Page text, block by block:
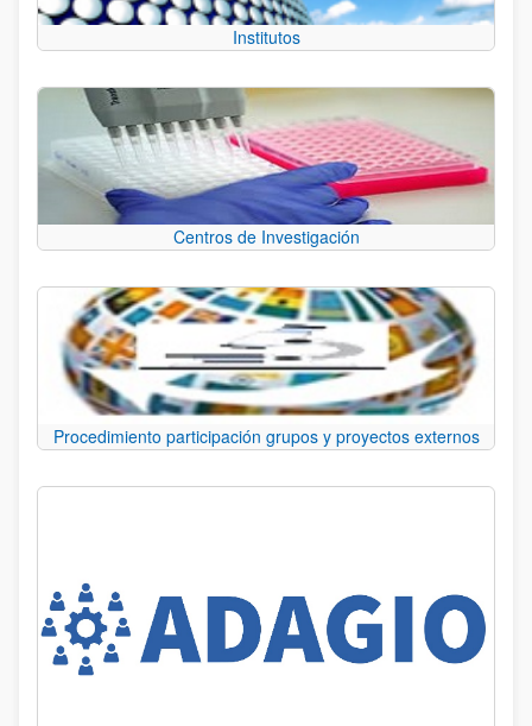
Institutos
Centros de Investigación
Procedimiento participación grupos y proyectos externos